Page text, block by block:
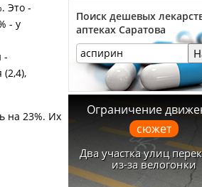
Это -
- у
-
на 23%. Их
Поиск дешевых
аптеках Саратова
Ограничение
сюжет
Два участка улиц
из-за велогонки